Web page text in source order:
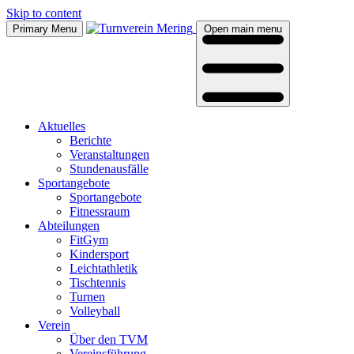
Skip to content
Primary Menu Open main menu
Aktu­el­les
Berich­te
Ver­an­stal­tun­gen
Stun­den­aus­fäl­le
Sport­an­ge­bo­te
Sport­an­ge­bo­te
Fit­ness­raum
Abtei­lun­gen
Fit­Gym
Kin­der­sport
Leicht­ath­le­tik
Tisch­ten­nis
Tur­nen
Vol­ley­ball
Ver­ein
Über den TVM